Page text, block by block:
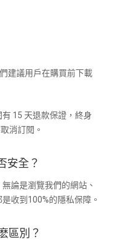
建議用戶在購買前下載
15 天退款保證，終身
消訂閱。
安全？
論是瀏覽我們的網站、
收到100%的隱私保障。
區別？